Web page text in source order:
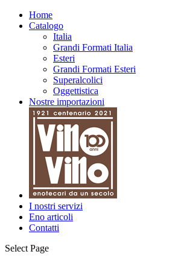
Home
Catalogo
Italia
Grandi Formati Italia
Esteri
Grandi Formati Esteri
Superalcolici
Oggettistica
Nostre importazioni
I nostri servizi
Eno articoli
Contatti
Select Page